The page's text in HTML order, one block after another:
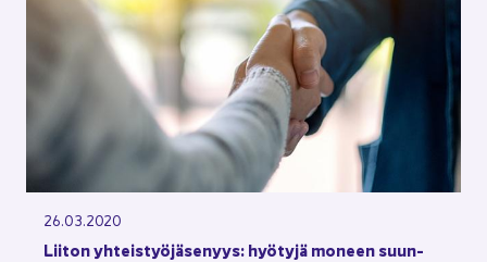
26.03.2020
Lii­ton yh­teis­työ­jä­se­nyys: hyö­ty­jä mo­neen suun­